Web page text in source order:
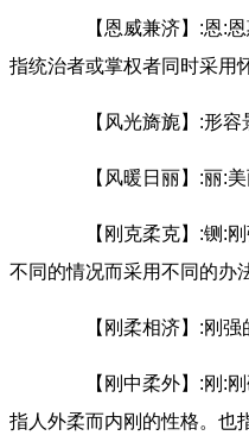
【恩威兼济】:恩:恩
指统治者或掌权者同时采用
【风光旖旎】:形容
【风暖日丽】:丽:美
【刚克柔克】:铡:刚
不同的情况而采用不同的办
【刚柔相济】:刚强
【刚中柔外】:刚:刚
指人外柔而内刚的性格。也